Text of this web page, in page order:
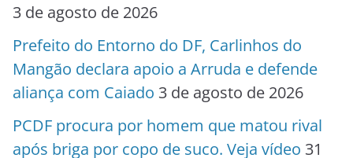
3 de agosto de 2026
Prefeito do Entorno do DF, Carlinhos do
Mangão declara apoio a Arruda e defende
aliança com Caiado 3 de agosto de 2026
PCDF procura por homem que matou rival
após briga por copo de suco. Veja vídeo 31